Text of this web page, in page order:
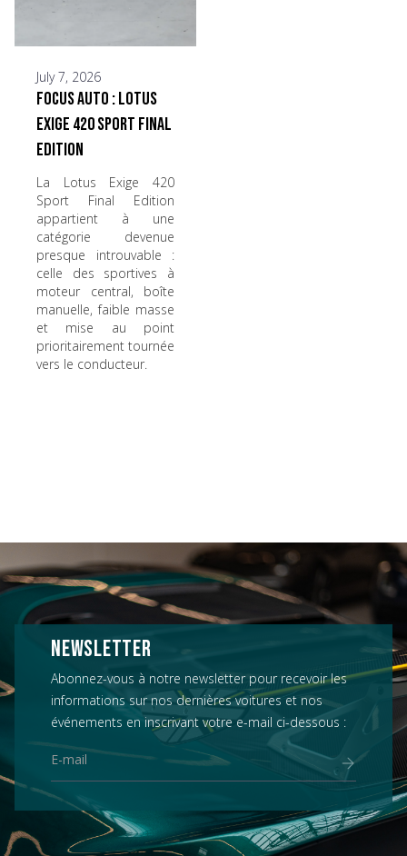
July 7, 2026
Focus Auto : Lotus
Exige 420 Sport Final
Edition
La Lotus Exige 420
Sport Final Edition
appartient à une
catégorie devenue
presque introuvable :
celle des sportives à
moteur central, boîte
manuelle, faible masse
et mise au point
prioritairement tournée
vers le conducteur.
NEWSLETTER
Abonnez-vous à notre newsletter pour recevoir les
informations sur nos dernières voitures et nos
événements en inscrivant votre e-mail ci-dessous :